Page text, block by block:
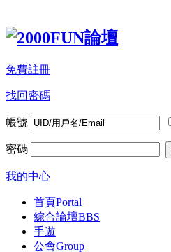
免費註冊
找回密碼
帳號
密碼
我的中心
首頁Portal
綜合論壇BBS
手遊
公會Group